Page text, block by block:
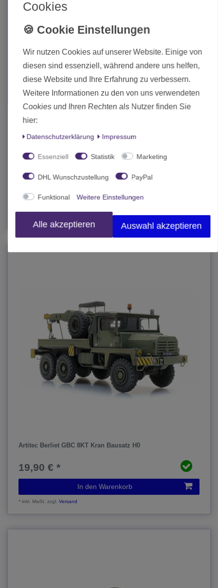
Artitec Bundeswehr TPz Fuchs Aufklärer Bausatz H0
16,80 € *
Artikel anzeigen
Artitec Berliet GBC 8KT Kran Bausatz H0
19,90 € *
In den Warenkorb
*inkl. MwSt. zzgl.Versand
Cookies
Wir nutzen Cookies auf unserer Website. Einige von
diesen sind essenziell, während andere uns helfen,
diese Website und Ihre Erfahrung zu verbessern.
Weitere Informationen zu den von uns verwendeten
Cookies und Ihren Rechten als Nutzer finden Sie
hier:
Daten­schutz­erklärung Impressum
Essenziell Statistik Marketing
DHL Wunschzustellung PayPal
Funktional Weitere Einstellungen
Alle akzeptieren Auswahl akzeptieren